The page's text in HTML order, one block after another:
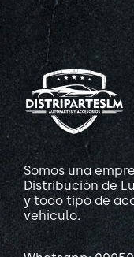
Somos una
Distribución de
y todo tipo de
vehículo.